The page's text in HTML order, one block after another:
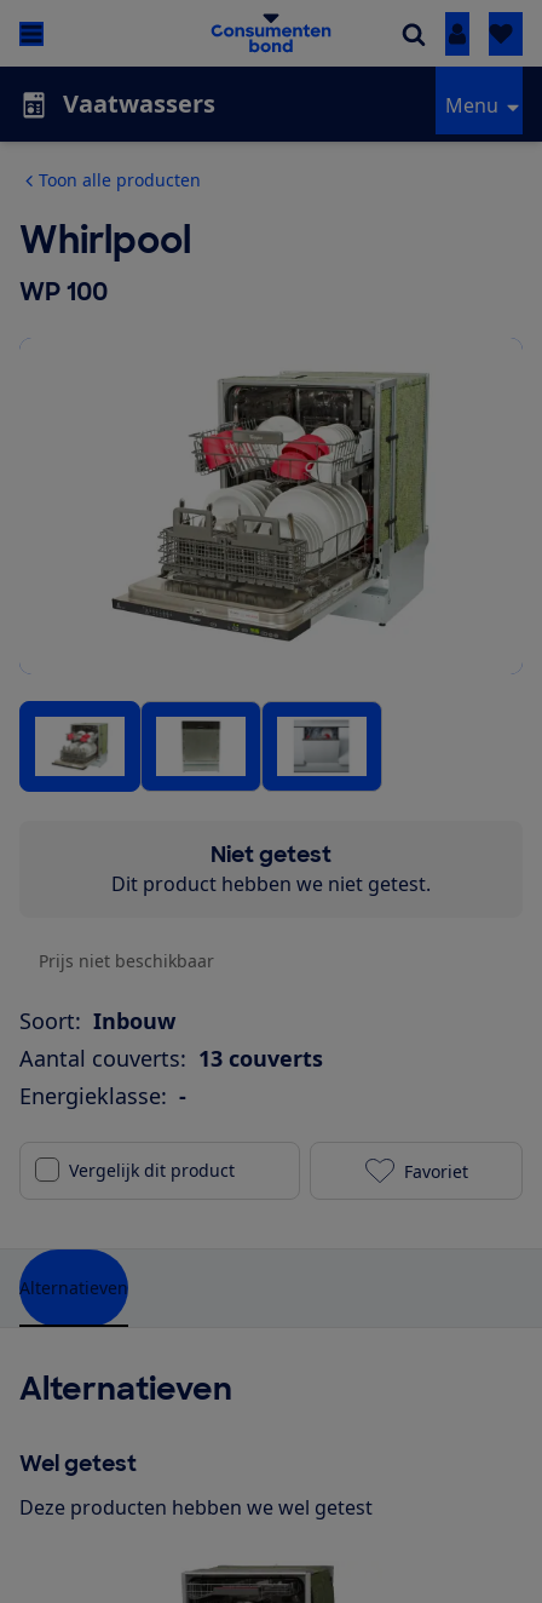
Inloggen
Vaatwassers Menu
Toon alle producten
Whirlpool
WP 100
Niet getest
Dit product hebben we niet getest.
Prijs niet beschikbaar
Soort: Inbouw
Aantal couverts: 13 couverts
Energieklasse: -
Vergelijk dit product Whirlpool
Favoriet
Alternatieven
Alternatieven
Wel getest
Deze producten hebben we wel getest